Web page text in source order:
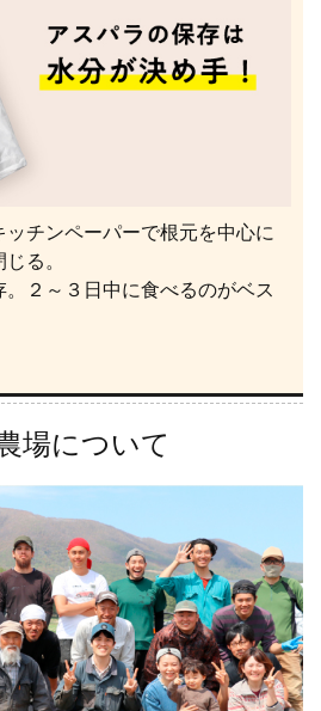
チンペーパーで根元を中心に
る。
２～３日中に食べるのがベス
場について